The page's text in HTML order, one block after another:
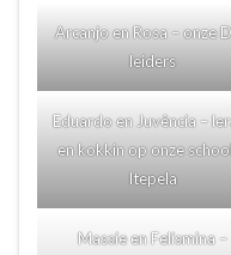
Arcanjo en Rosa – onze
leiders
Eduardo en Juvência –
en kokkin op onze
Itepela
Massie en Felismina –